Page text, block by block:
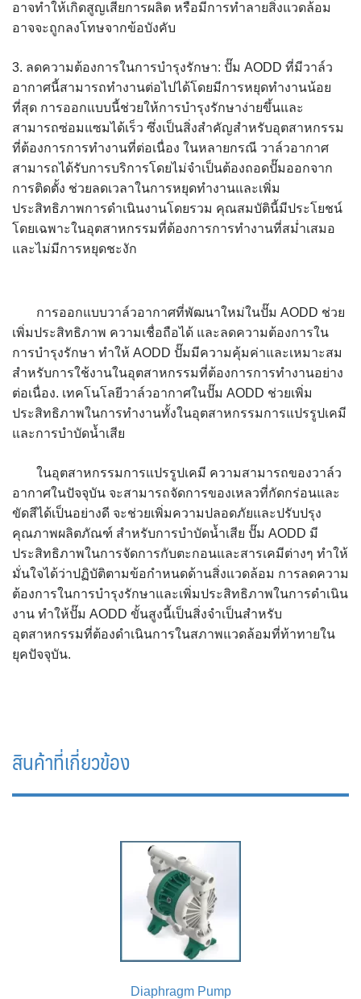
อาจทำให้เกิดสูญเสียการผลิต หรือมีการทำลายสิ่งแวดล้อม
อาจจะถูกลงโทษจากข้อบังคับ
3. ลดความต้องการในการบำรุงรักษา: ปั๊ม AODD ที่มีวาล์ว
อากาศนี้สามารถทำงานต่อไปได้โดยมีการหยุดทำงานน้อย
ที่สุด การออกแบบนี้ช่วยให้การบำรุงรักษาง่ายขึ้นและ
สามารถซ่อมแซมได้เร็ว ซึ่งเป็นสิ่งสำคัญสำหรับอุตสาหกรรม
ที่ต้องการการทำงานที่ต่อเนื่อง ในหลายกรณี วาล์วอากาศ
สามารถได้รับการบริการโดยไม่จำเป็นต้องถอดปั๊มออกจาก
การติดตั้ง ช่วยลดเวลาในการหยุดทำงานและเพิ่ม
ประสิทธิภาพการดำเนินงานโดยรวม คุณสมบัตินี้มีประโยชน์
โดยเฉพาะในอุตสาหกรรมที่ต้องการการทำงานที่สม่ำเสมอ
และไม่มีการหยุดชะงัก
การออกแบบวาล์วอากาศที่พัฒนาใหม่ในปั๊ม AODD ช่วย
เพิ่มประสิทธิภาพ ความเชื่อถือได้ และลดความต้องการใน
การบำรุงรักษา ทำให้ AODD ปั๊มมีความคุ้มค่าและเหมาะสม
สำหรับการใช้งานในอุตสาหกรรมที่ต้องการการทำงานอย่าง
ต่อเนื่อง. เทคโนโลยีวาล์วอากาศในปั๊ม AODD ช่วยเพิ่ม
ประสิทธิภาพในการทำงานทั้งในอุตสาหกรรมการแปรรูปเคมี
และการบำบัดน้ำเสีย
ในอุตสาหกรรมการแปรรูปเคมี ความสามารถของวาล์ว
อากาศในปัจจุบัน จะสามารถจัดการของเหลวที่กัดกร่อนและ
ขัดสีได้เป็นอย่างดี จะช่วยเพิ่มความปลอดภัยและปรับปรุง
คุณภาพผลิตภัณฑ์ สำหรับการบำบัดน้ำเสีย ปั๊ม AODD มี
ประสิทธิภาพในการจัดการกับตะกอนและสารเคมีต่างๆ ทำให้
มั่นใจได้ว่าปฏิบัติตามข้อกำหนดด้านสิ่งแวดล้อม การลดความ
ต้องการในการบำรุงรักษาและเพิ่มประสิทธิภาพในการดำเนิน
งาน ทำให้ปั๊ม AODD ขั้นสูงนี้เป็นสิ่งจำเป็นสำหรับ
อุตสาหกรรมที่ต้องดำเนินการในสภาพแวดล้อมที่ท้าทายใน
ยุคปัจจุบัน.
สินค้าที่เกี่ยวข้อง
Diaphragm Pump